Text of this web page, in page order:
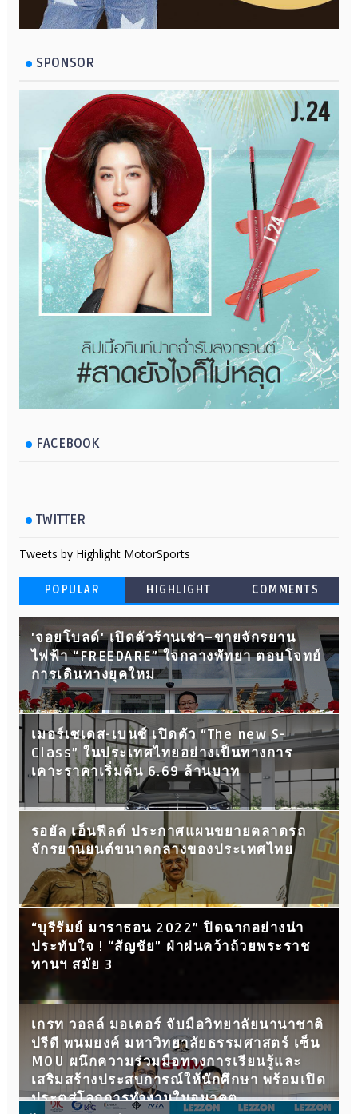
SPONSOR
FACEBOOK
TWITTER
Tweets by Highlight MotorSports
POPULAR HIGHLIGHT COMMENTS
'จอยโบลด์' เปิดตัวร้านเช่า–ขายจักรยาน
ไฟฟ้า “FREEDARE” ใจกลางพัทยา ตอบโจทย์
การเดินทางยุคใหม่
เมอร์เซเดส-เบนซ์ เปิดตัว “The new S-
Class” ในประเทศไทยอย่างเป็นทางการ
เคาะราคาเริ่มต้น 6.69 ล้านบาท
รอยัล เอ็นฟีลด์ ประกาศแผนขยายตลาดรถ
จักรยานยนต์ขนาดกลางของประเทศไทย
“บุรีรัมย์ มาราธอน 2022” ปิดฉากอย่างน่า
ประทับใจ ! “สัญชัย” ฝ่าฝนคว้าถ้วยพระราช
ทานฯ สมัย 3
เกรท วอลล์ มอเตอร์ จับมือวิทยาลัยนานาชาติ
ปรีดี พนมยงค์ มหาวิทยาลัยธรรมศาสตร์ เซ็น
MOU ผนึกความร่วมมือทางการเรียนรู้และ
เสริมสร้างประสบการณ์ให้นักศึกษา พร้อมเปิด
ประตูสู่โลกการทำงานในอนาคต